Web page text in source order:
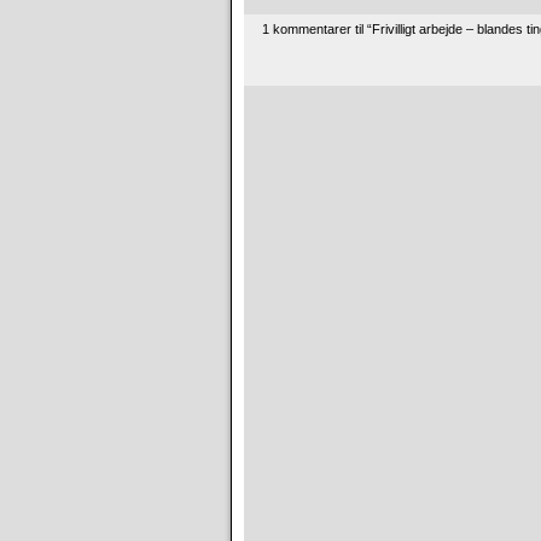
1 kommentarer til “Frivilligt arbejde – blandes